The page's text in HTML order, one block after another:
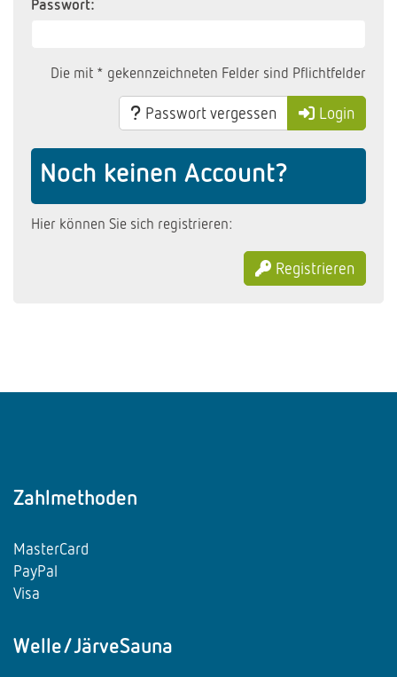
Passwort:
Die mit * gekennzeichneten Felder sind Pflichtfelder
Passwort vergessen Login
Noch keinen Account?
Hier können Sie sich registrieren:
Registrieren
Zahlmethoden
MasterCard
PayPal
Visa
Welle/JärveSauna